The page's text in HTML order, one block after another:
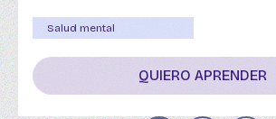
Salud mental
QUIERO APRENDER